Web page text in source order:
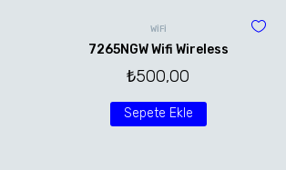
WİFİ
7265NGW Wifi Wireless
₺500,00
Sepete Ekle